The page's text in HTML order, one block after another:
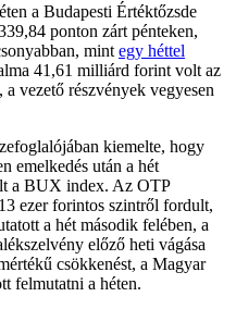
a Budapesti Értéktőzsde
ponton zárt pénteken,
mint egy héttel
41,61 milliárd forint volt az
vezető részvények vegyesen
kiemelte, hogy
emelkedés után a hét
a BUX index. Az OTP
ezer forintos szintről fordult,
a hét második felében, a
előző heti vágása
csökkenést, a Magyar
felmutatni a héten.